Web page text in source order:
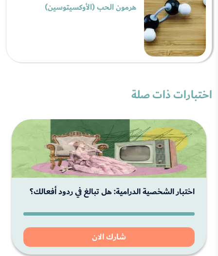
هرمون الحب (الأوكسيتوسين)
اختبارات ذات صلة
اختبار الشخصية الدرامية: هل تبالغ في ردود أفعالك؟
شارك الان